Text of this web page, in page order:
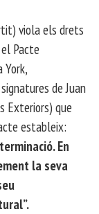
viola els drets
Pacte
de Juan
Exteriors) que
estableix:
En
la seva